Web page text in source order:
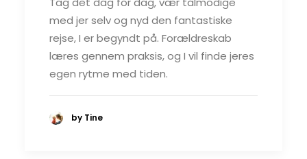
med jer selv og nyd den fantastiske
rejse, I er begyndt på. Forældreskab
læres gennem praksis, og I vil finde jeres
egen rytme med tiden.
by Tine